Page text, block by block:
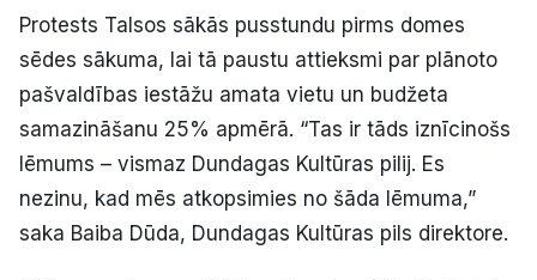
Politiskā reklāma
Par mums
Kontakti
Ziņo redakcijai
Protests Talsos sākās pusstundu pirms domes
sēdes sākuma, lai tā paustu attieksmi par plānoto
pašvaldības iestāžu amata vietu un budžeta
samazināšanu 25% apmērā. “Tas ir tāds iznīcinošs
lēmums – vismaz Dundagas Kultūras pilij. Es
nezinu, kad mēs atkopsimies no šāda lēmuma,”
saka Baiba Dūda, Dundagas Kultūras pils direktore.